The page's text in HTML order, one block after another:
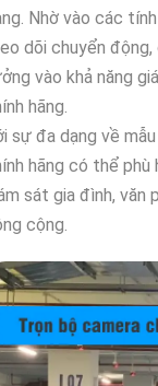
Nhờ vào các
dõi chuyển
vào khả năng
hãng.
sự đa dạng về
hãng có thể phù
sát gia đình, văn
cộng.